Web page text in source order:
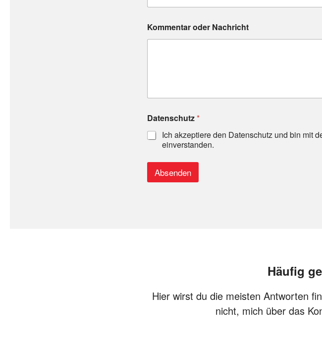
Kommentar oder Nachricht
Datenschutz*
Ich akzeptiere den Datenschutz und bin mit
einverstanden.
Absenden
Häufig
Hier wirst du die meisten Antworten
nicht, mich über das